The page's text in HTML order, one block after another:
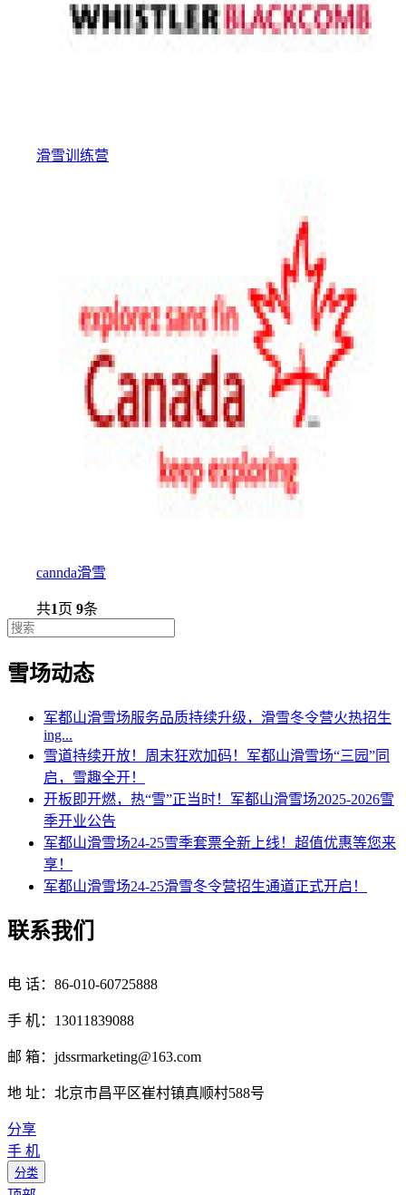
滑雪训练营
cannda滑雪
共1页 9条
雪场动态
军都山滑雪场服务品质持续升级，滑雪冬令营火热招生
ing...
雪道持续开放！周末狂欢加码！军都山滑雪场“三园”同
启，雪趣全开！
开板即开燃，热“雪”正当时！军都山滑雪场2025-2026雪
季开业公告
军都山滑雪场24-25雪季套票全新上线！超值优惠等您来
享！
军都山滑雪场24-25滑雪冬令营招生通道正式开启！
联系我们
电 话：86-010-60725888
手 机：13011839088
邮 箱：jdssrmarketing@163.com
地 址：北京市昌平区崔村镇真顺村588号
分享
手 机
分类